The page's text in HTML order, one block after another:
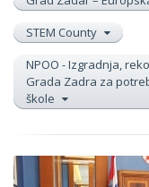
STEM County
NPOO - Izgradnja,
Grada Zadra za
škole